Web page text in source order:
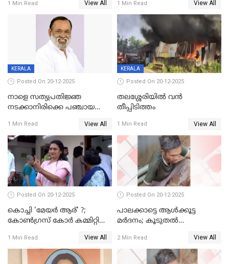
അന്വേഷിക്കും
1 Min Read View All
കഴുത്തുഞെരിച്ച് കൊന്നു
1 Min Read View All
KERALA
Posted On 20-12-2025
നാളെ സത്യപ്രതിജ്ഞ
നടക്കാനിരിക്കെ പഞ്ചായത്ത്
1 Min Read View All
KERALA
Posted On 20-12-2025
തലശ്ശേരിയിൽ വൻ
തീപ്പിടിത്തം
1 Min Read View All
Posted On 20-12-2025
കൊച്ചി 'മേയർ ആര്' ?;
കോണ്‍ഗ്രസ് കോര്‍ കമ്മിറ്റി
1 Min Read View All
Posted On 20-12-2025
പാലക്കാട്ടെ ആള്‍ക്കൂട്ട
മര്‍ദനം; കൂടുതല്‍
അംഗ സംഘമെന്ന് വിവരം
2 Min Read View All